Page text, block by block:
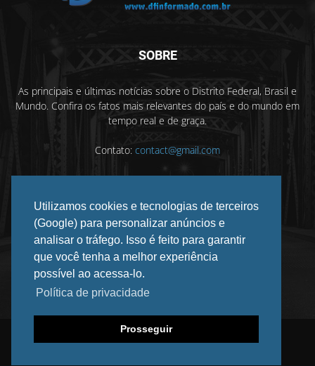
Utilizamos cookies e tecnologias de terceiros
(Google) para personalizar anúncios e
analisar o tráfego. Isso é feito para garantir
que você tenha a melhor experiência
possível ao acessa-lo.
Política de privacidade
Prosseguir
SOBRE
As principais e últimas notícias sobre o Distrito Federal, Brasil e
Mundo. Confira os fatos mais relevantes do país e do mundo em
tempo real e de graça.
Contato: contact@gmail.com
SIGA-NOS
2026 DF INFORMADO. Todos os direitos reservados.